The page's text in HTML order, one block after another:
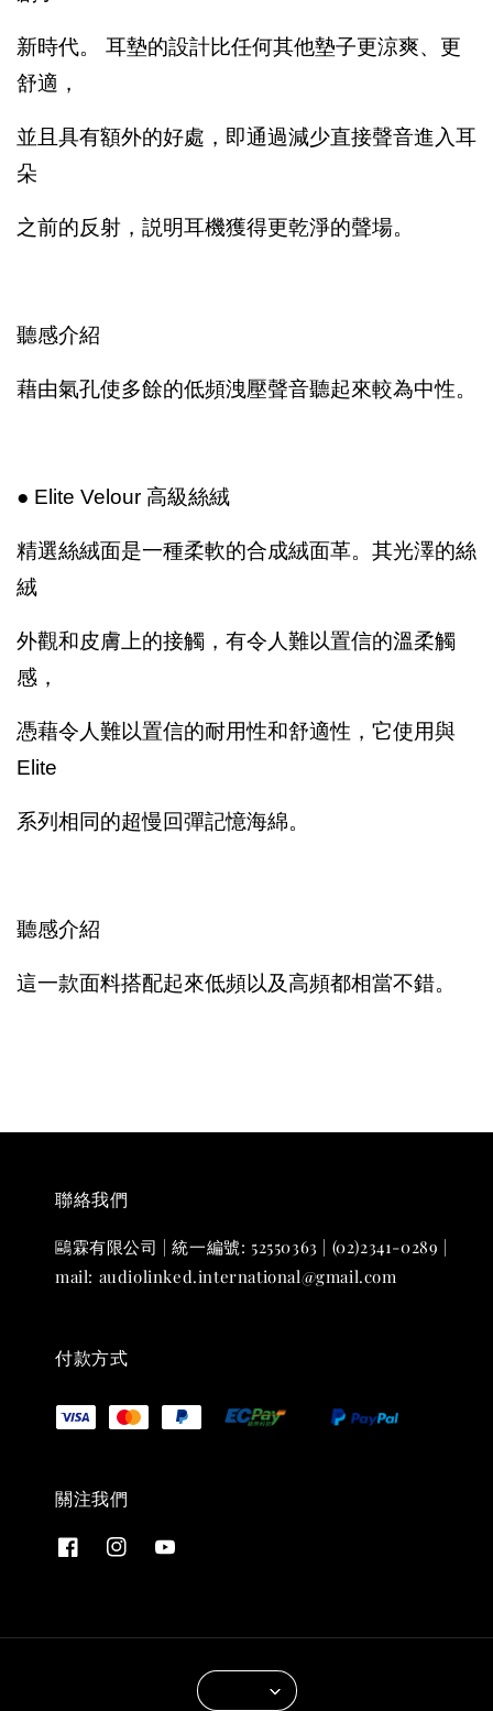
新時代。 耳墊的設計比任何其他墊子更涼爽、更
舒適，
並且具有額外的好處，即通過減少直接聲音進入耳
朵
之前的反射，説明耳機獲得更乾淨的聲場。
聽感介紹
藉由氣孔使多餘的低頻洩壓聲音聽起來較為中性。
● Elite Velour 高級絲絨
精選絲絨面是一種柔軟的合成絨面革。其光澤的絲
絨
外觀和皮膚上的接觸，有令人難以置信的溫柔觸
感，
憑藉令人難以置信的耐用性和舒適性，它使用與
Elite
系列相同的超慢回彈記憶海綿。
聽感介紹
這一款面料搭配起來低頻以及高頻都相當不錯。
聯絡我們
鷗霖有限公司 | 統一編號: 52550363 | (02)2341-0289 |
mail: audiolinked.international@gmail.com
付款方式
關注我們